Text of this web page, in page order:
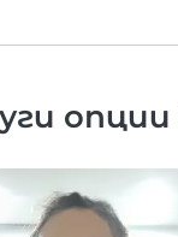
опции